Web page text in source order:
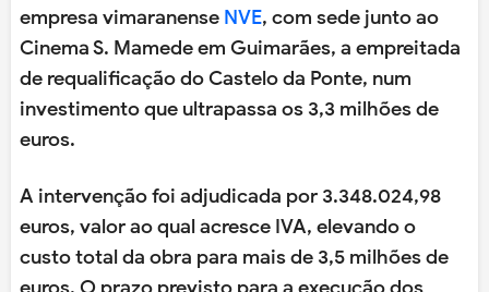
empresa vimaranense NVE, com sede junto ao
Cinema S. Mamede em Guimarães, a empreitada
de requalificação do Castelo da Ponte, num
investimento que ultrapassa os 3,3 milhões de
euros.
A intervenção foi adjudicada por 3.348.024,98
euros, valor ao qual acresce IVA, elevando o
custo total da obra para mais de 3,5 milhões de